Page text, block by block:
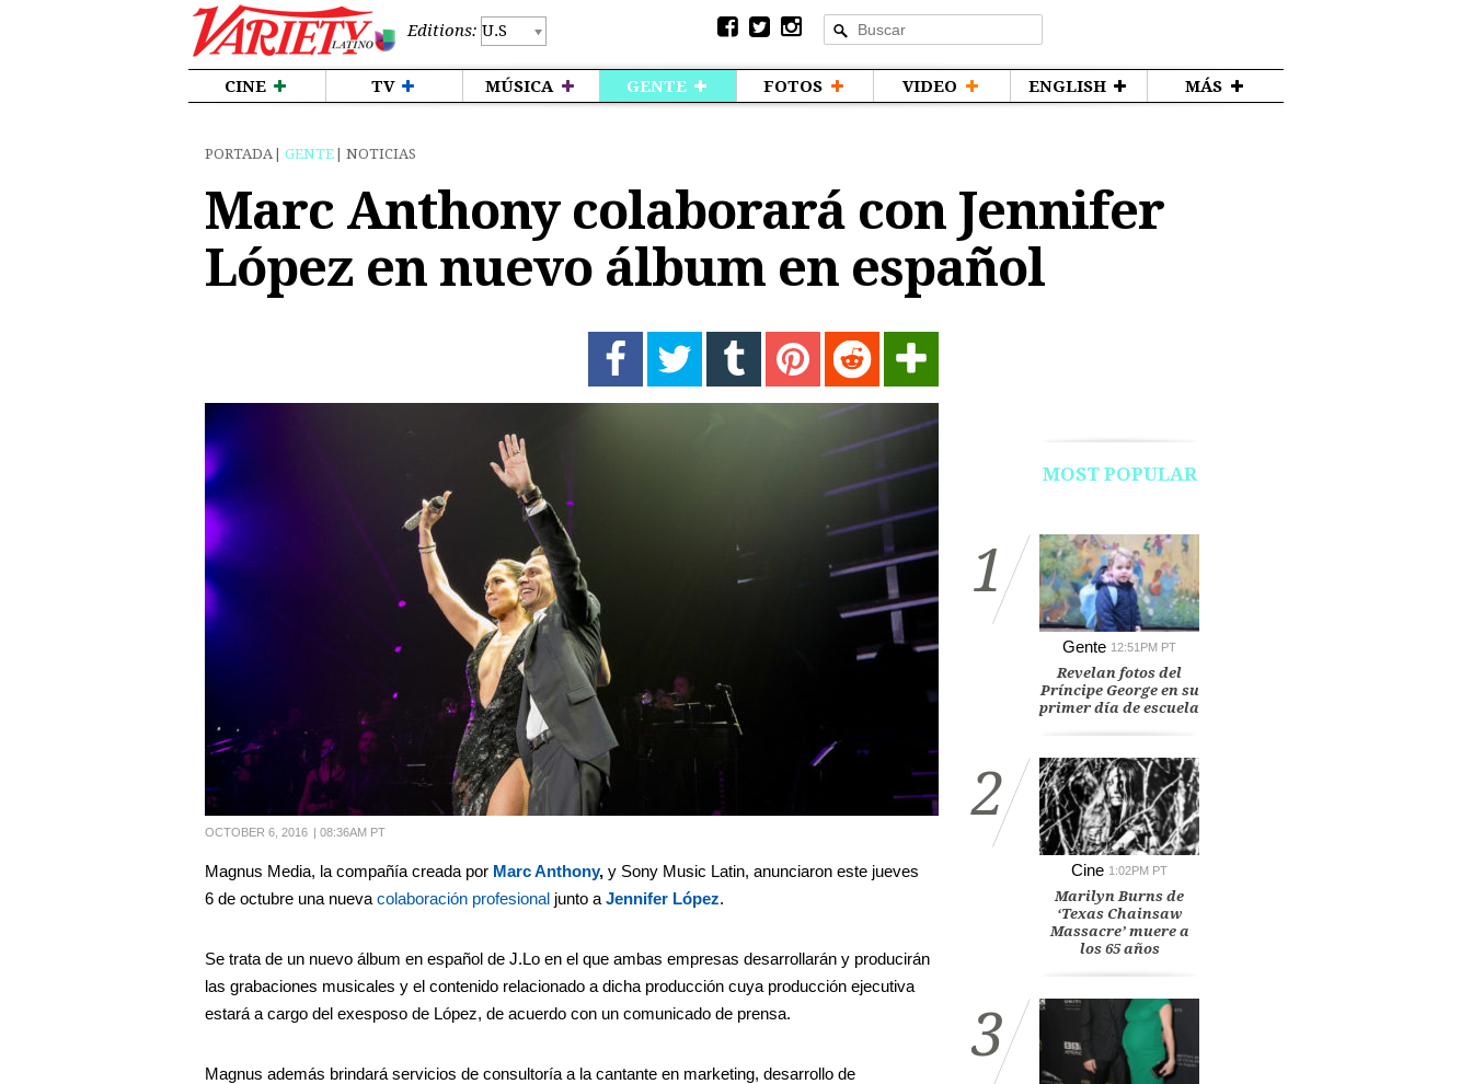
Editions:
CINE TV MÚSICA GENTE FOTOS VIDEO ENGLISH MÁS
PORTADA GENTE NOTICIAS
Marc Anthony colaborará con Jennifer
López en nuevo álbum en español
OCTOBER 6, 2016 | 08:36AM PT
Magnus Media, la compañía creada por Marc Anthony, y Sony Music Latin, anunciaron este jueves
6 de octubre una nueva colaboración profesional junto a Jennifer López.
Se trata de un nuevo álbum en español de J.Lo en el que ambas empresas desarrollarán y producirán
las grabaciones musicales y el contenido relacionado a dicha producción cuya producción ejecutiva
estará a cargo del exesposo de López, de acuerdo con un comunicado de prensa.
Magnus además brindará servicios de consultoría a la cantante en marketing, desarrollo de
MOST POPULAR
1
Gente 12:51PM PT
Revelan fotos del
Príncipe George en su
primer día de escuela
2
Cine 1:02PM PT
Marilyn Burns de
‘Texas Chainsaw
Massacre’ muere a
los 65 años
3